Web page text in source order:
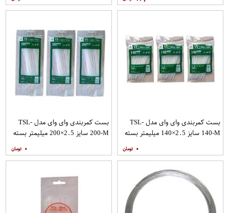
بست کمربندی وای وای مدل TSL-
140-M سایز 2.5×140 میلیمتر بسته
۰
بست کمربندی وای وای مدل TSL-
200-M سایز 2.5×200 میلیمتر بسته
۰